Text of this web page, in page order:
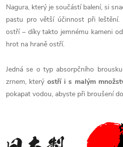
Nagura, který je součástí balení, si
pastu pro větší účinnost při leštění.
ostří – díky takto jemnému kameni
hrot na hraně ostří.
Jedná se o typ absorpčního
zrnem, který ostří i s malým
pokapat vodou, abyste při broušení